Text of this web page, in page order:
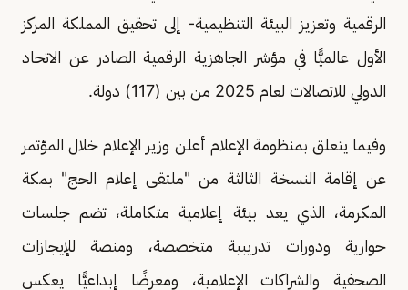
الرقمية وتعزيز البيئة التنظيمية- إلى تحقيق المملكة المركز
الأول عالميًّا في مؤشر الجاهزية الرقمية الصادر عن الاتحاد
الدولي للاتصالات لعام 2025 من بين (117) دولة.
وفيما يتعلق بمنظومة الإعلام أعلن وزير الإعلام خلال المؤتمر
عن إقامة النسخة الثالثة من "ملتقى إعلام الحج" بمكة
المكرمة، الذي يعد بيئة إعلامية متكاملة، تضم جلسات
حوارية ودورات تدريبية متخصصة، ومنصة للإيجازات
الصحفية والشراكات الإعلامية، ومعرضًا إبداعيًّا يعكس